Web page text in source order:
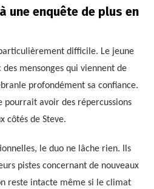
une enquête de plus en
difficile. Le jeune
mensonges qui viennent de
profondément sa confiance.
pourrait avoir des répercussions
côtés de Steve.
le duo ne lâche rien. Ils
pistes concernant de nouveaux
reste intacte même si le climat